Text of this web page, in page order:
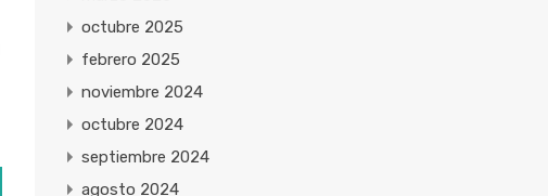
octubre 2025
febrero 2025
noviembre 2024
octubre 2024
septiembre 2024
agosto 2024